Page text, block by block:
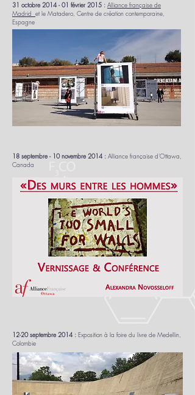
31 octobre 2014 - 01 février 2015 : Alliance française de
Madrid et le Matadero, Centre de création contemporaine,
Espagne
18 septembre - 10 novembre 2014 : Alliance française d'Ottawa,
Canada
12-20 septembre 2014 : Exposition à la foire du livre de Medellin,
Colombie